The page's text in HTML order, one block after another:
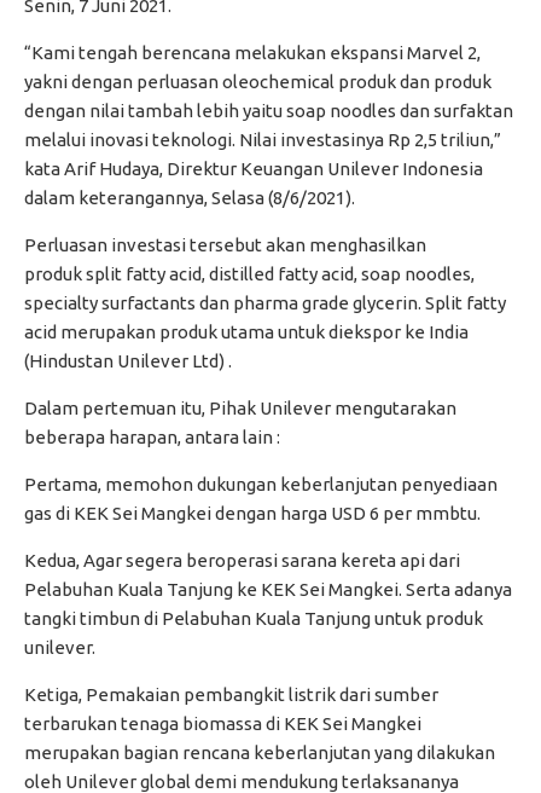
Senin, 7 Juni 2021.
“Kami tengah berencana melakukan ekspansi Marvel 2,
yakni dengan perluasan oleochemical produk dan produk
dengan nilai tambah lebih yaitu soap noodles dan surfaktan
melalui inovasi teknologi. Nilai investasinya Rp 2,5 triliun,”
kata Arif Hudaya, Direktur Keuangan Unilever Indonesia
dalam keterangannya, Selasa (8/6/2021).
Perluasan investasi tersebut akan menghasilkan
produk split fatty acid, distilled fatty acid, soap noodles,
specialty surfactants dan pharma grade glycerin. Split fatty
acid merupakan produk utama untuk diekspor ke India
(Hindustan Unilever Ltd) .
Dalam pertemuan itu, Pihak Unilever mengutarakan
beberapa harapan, antara lain :
Pertama, memohon dukungan keberlanjutan penyediaan
gas di KEK Sei Mangkei dengan harga USD 6 per mmbtu.
Kedua, Agar segera beroperasi sarana kereta api dari
Pelabuhan Kuala Tanjung ke KEK Sei Mangkei. Serta adanya
tangki timbun di Pelabuhan Kuala Tanjung untuk produk
unilever.
Ketiga, Pemakaian pembangkit listrik dari sumber
terbarukan tenaga biomassa di KEK Sei Mangkei
merupakan bagian rencana keberlanjutan yang dilakukan
oleh Unilever global demi mendukung terlaksananya